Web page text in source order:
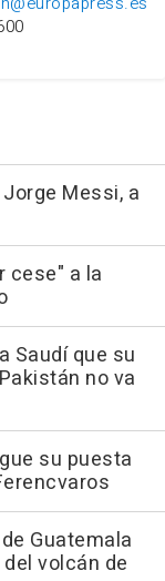
Messi, a
cese" a la
Saudí que su
no va
su puesta
Guatemala
volcán de